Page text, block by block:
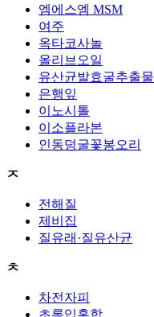
엠에스엠 MSM
여주
옥타코사놀
올리브오일
유산균발효굴추출물
은행잎
이노시톨
이소플라본
인동덩굴꽃봉오리
ㅈ
전해질
제비집
질유래·질유산균
ㅊ
차전자피
초록입홍합